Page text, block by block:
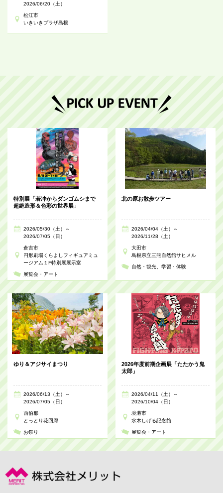
2026/06/20（土）
松江市
いきいきプラザ島根
特別展「若冲からダンゴムシまで
超絶造形＆色彩の世界展」
2026/05/30（土）～
2026/07/05（日）
倉吉市
円形劇場くらよしフィギュアミュ
ージアム１F特別展展示室
展覧会・アート
北の原お散歩ツアー
2026/04/04（土）～
2026/11/28（土）
大田市
島根県立三瓶自然館サヒメル
自然・観光 学習・体験
ゆり＆アジサイまつり
2026/06/13（土）～
2026/07/05（日）
西伯郡
とっとり花回廊
お祭り
2026年度前期企画展「たたかう鬼
太郎」
2026/04/11（土）～
2026/10/04（日）
境港市
水木しげる記念館
展覧会・アート